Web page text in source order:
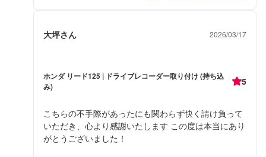
大坪さん 2026/03/17
ホンダ リード125 | ドライブレコーダー取り付け (持ち込
み)
5
こちらの不手際があったにも関わらず快く請け負って
いただき、心より感謝いたします この度は本当にあり
がとうございました！